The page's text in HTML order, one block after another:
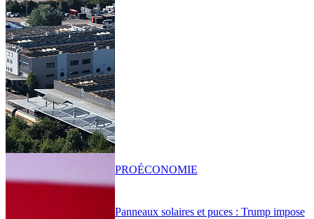
Panneaux solaires et puces : Trump impose
PROÉCONOMIE